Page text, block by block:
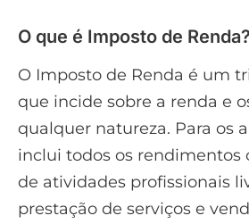
O que é Imposto de Renda?
O Imposto de Renda é um
que incide sobre a renda e
qualquer natureza. Para os
inclui todos os rendimentos
de atividades profissionais
prestação de serviços e